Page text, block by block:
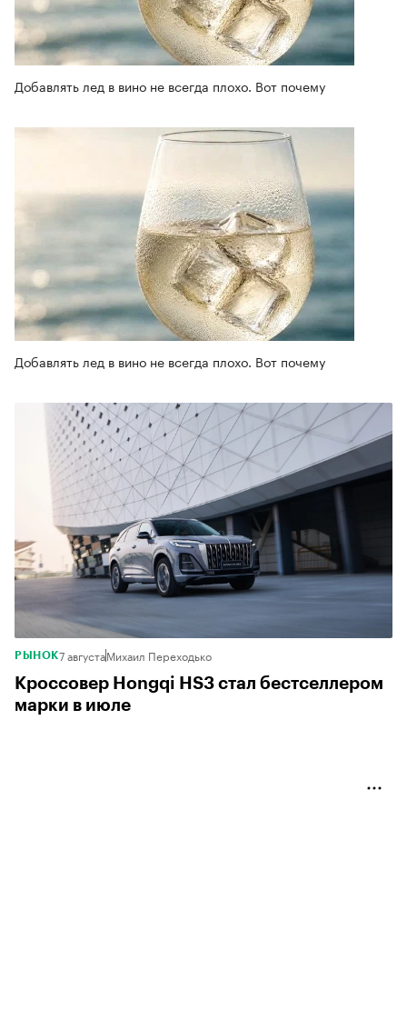
Добавлять лед в вино не всегда плохо. Вот почему
Добавлять лед в вино не всегда плохо. Вот почему
РЫНОК7 августаМихаил Переходько
Кроссовер Hongqi HS3 стал бестселлером
марки в июле